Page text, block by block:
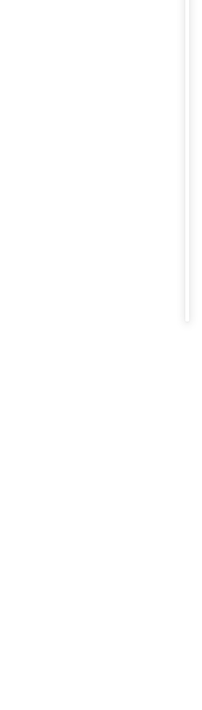
hội
hợp
khu
qua